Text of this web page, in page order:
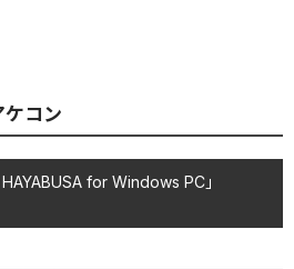
ケコン
for Windows PC」